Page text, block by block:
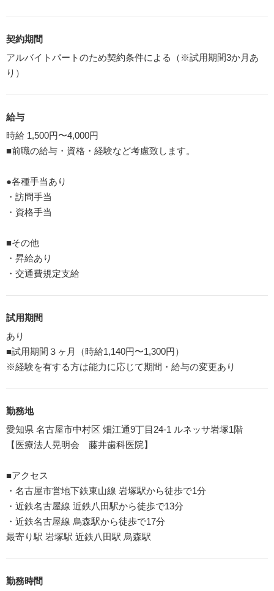
契約期間
アルバイトパートのため契約条件による（※試用期間3か月あ
り）
給与
時給 1,500円〜4,000円
■前職の給与・資格・経験など考慮致します。
●各種手当あり
・訪問手当
・資格手当
■その他
・昇給あり
・交通費規定支給
試用期間
あり
■試用期間３ヶ月（時給1,140円〜1,300円）
※経験を有する方は能力に応じて期間・給与の変更あり
勤務地
愛知県 名古屋市中村区 畑江通9丁目24-1 ルネッサ岩塚1階
【医療法人晃明会 藤井歯科医院】
■アクセス
・名古屋市営地下鉄東山線 岩塚駅から徒歩で1分
・近鉄名古屋線 近鉄八田駅から徒歩で13分
・近鉄名古屋線 烏森駅から徒歩で17分
最寄り駅 岩塚駅 近鉄八田駅 烏森駅
勤務時間